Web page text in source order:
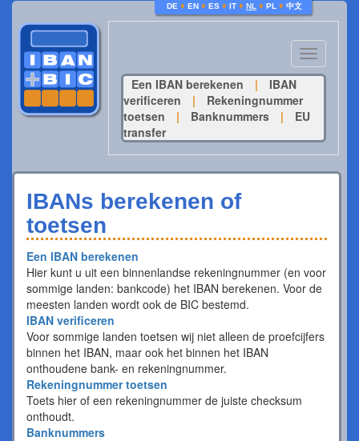
DE ♦ EN ♦ ES ♦ IT ♦ NL ♦ PL ♦ 中文
Toggle
navigation
Een IBAN berekenen
|
IBAN
verificeren
|
Rekeningnummer
toetsen
| Banknummers |
EU
transfer
IBANs berekenen of
toetsen
Een IBAN berekenen
Hier kunt u uit een binnenlandse rekeningnummer (en voor
sommige landen: bankcode) het IBAN berekenen. Voor de
meesten landen wordt ook de BIC bestemd.
IBAN verificeren
Voor sommige landen toetsen wij niet alleen de proefcijfers
binnen het IBAN, maar ook het binnen het IBAN
onthoudene bank- en rekeningnummer.
Rekeningnummer toetsen
Toets hier of een rekeningnummer de juiste checksum
onthoudt.
Banknummers